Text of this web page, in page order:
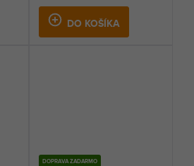
DO KOŠÍKA
DOPRAVA ZADARMO